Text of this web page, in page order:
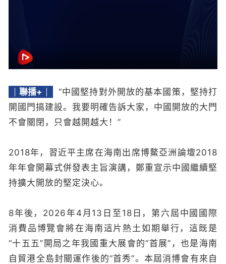
聯播+
“中國堅持對外開放的基本國策，堅持打
開國門搞建設。我要明確告訴大家，中國開放的大門
不會關閉，只會越開越大！”
2018年，習近平主席在海南出席博鰲亞洲論壇2018
年年會開幕式併發表主旨演講，鄭重宣示中國繼續堅
持擴大開放的堅定決心。
8年後，2026年4月13日至18日，第六屆中國國際
消費品博覽會將在海南這片熱土如期舉行，這既是
“十五五”開局之年我國重大展會的“首展”，也是海南
自貿港全島封關運作後的“首秀”。本屆消博會有來自